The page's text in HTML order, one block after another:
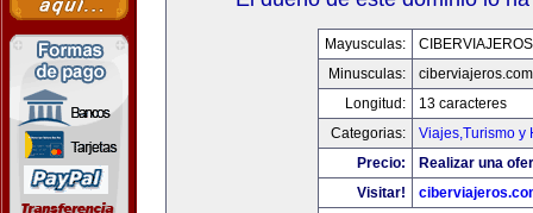
Mayusculas:
Minusculas:
ciberviajeros.com
Longitud:
13 caracteres
Categorias:
Viajes,Turismo y
Precio:
Realizar una
Visitar!